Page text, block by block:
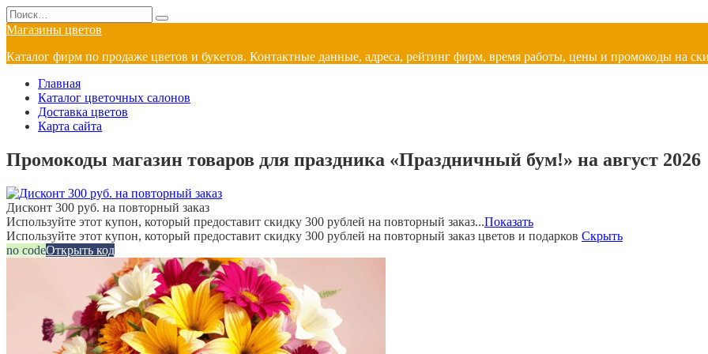
Перейти
к
содержанию
Search
for:
Магазины цветов
Каталог фирм по продаже цветов и букетов. Контактные данные, адреса, рейтинг фирм, время работы, цены и промокоды на
Главная
Каталог цветочных салонов
Доставка цветов
Карта сайта
Промокоды магазин товаров для праздника «Праздничный бум!» на август 2026
Дисконт 300 руб. на повторный заказ
Используйте этот купон, который предоставит скидку 300 рублей на повторный заказ...Показать
Используйте этот купон, который предоставит скидку 300 рублей на повторный заказ цветов и подарков Скрыть
no codeОткрыть код